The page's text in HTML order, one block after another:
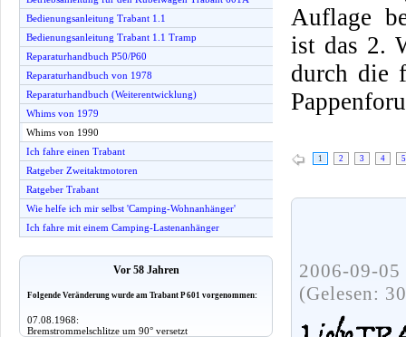
Bedienungsanleitung Trabant 1.1
Bedienungsanleitung Trabant 1.1 Tramp
Reparaturhandbuch P50/P60
Reparaturhandbuch von 1978
Reparaturhandbuch (Weiterentwicklung)
Whims von 1979
Whims von 1990
Ich fahre einen Trabant
Ratgeber Zweitaktmotoren
Ratgeber Trabant
Wie helfe ich mir selbst 'Camping-Wohnanhänger'
Ich fahre mit einem Camping-Lastenanhänger
Vor 58 Jahren
Folgende Veränderung wurde am Trabant P 601 vorgenommen:
07.08.1968:
Bremstrommelschlitze um 90° versetzt
Auflage
ist das 2.
durch die
1 2 3 4 5
2006-09-
(Gelesen: